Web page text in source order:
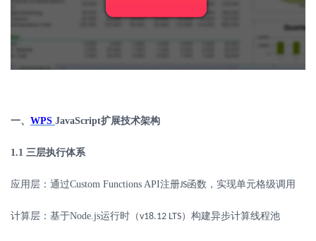
一、 WPS JavaScript扩展技术架构
1.1 三层执行体系
应用层：通过Custom Functions API注册JS函数，实现单元格级调用
计算层：基于Node.js运行时（v18.12 LTS）构建异步计算线程池